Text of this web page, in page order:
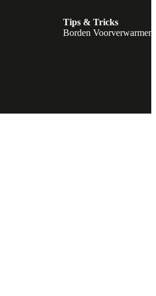
Tips & Tricks
Borden